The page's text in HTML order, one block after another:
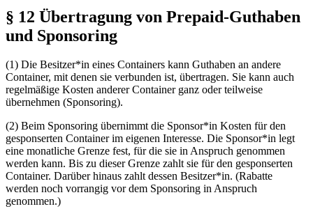
§ 12 Übertragung von Prepaid-Guthaben
und Sponsoring
(1) Die Besitzer*in eines Containers kann Guthaben an andere
Container, mit denen sie verbunden ist, über­tra­gen. Sie kann auch
regelmäßige Kosten anderer Container ganz oder teilweise
übernehmen (Sponsoring).
(2) Beim Sponsoring übernimmt die Sponsor*in Kosten für den
gesponserten Container im eigenen Interesse. Die Sponsor*in legt
eine monatliche Grenze fest, für die sie in Anspruch genommen
werden kann. Bis zu dieser Grenze zahlt sie für den gesponserten
Container. Darüberhi­naus zahlt dessen Besitzer*in. (Rabatte
werden noch vorrangig vor dem Sponsoring in Anspruch
genommen.)